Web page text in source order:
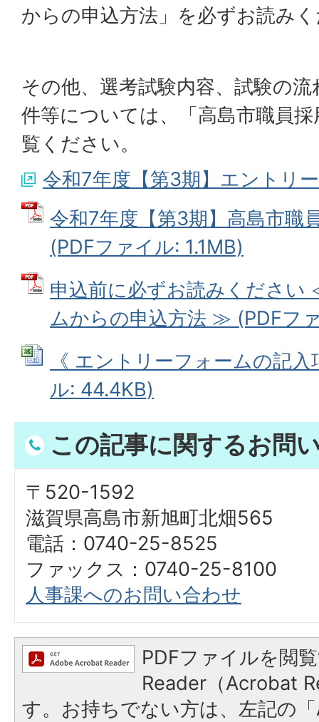
からの申込方法」を必ずお読み
その他、選考試験内容、試験の
件等については、「高島市職員
覧ください。
令和7年度【第3期】エントリ
令和7年度【第3期】高島市職
(PDFファイル: 1.1MB)
申込前に必ずお読みくださ
ムからの申込方法 ≫ (PDFフ
《 エントリーフォームの記
ル: 44.4KB)
この記事に関するお問
〒520-1592
滋賀県高島市新旭町北畑565
電話：0740-25-8525
ファックス：0740-25-8100
人事課へのお問い合わせ
PDFファイルを閲
Reader（Acrobat
す。お持ちでない方は、左記の